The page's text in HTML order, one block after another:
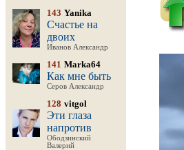
143 Yanika
Счастье на
двоих
Иванов Александр
141 Marka64
Как мне быть
Серов Александр
128 vitgol
Эти глаза
напротив
Ободзинский
Валерий